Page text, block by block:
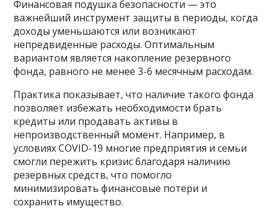
Финансовая подушка безопасности — это
важнейший инструмент защиты в периоды, когда
доходы уменьшаются или возникают
непредвиденные расходы. Оптимальным
вариантом является накопление резервного
фонда, равного не менее 3-6 месячным расходам.
Практика показывает, что наличие такого фонда
позволяет избежать необходимости брать
кредиты или продавать активы в
непроизводственный момент. Например, в
условиях COVID-19 многие предприятия и семьи
смогли пережить кризис благодаря наличию
резервных средств, что помогло
минимизировать финансовые потери и
сохранить имущество.